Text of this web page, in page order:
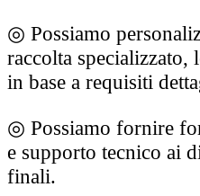
◎ Possiamo
raccolta specializzato,
in base a requisiti
◎ Possiamo fornire
e supporto tecnico ai
finali.